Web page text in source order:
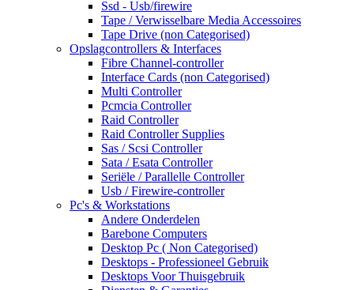
Ssd - Usb/firewire
Tape / Verwisselbare Media Accessoires
Tape Drive (non Categorised)
Opslagcontrollers & Interfaces
Fibre Channel-controller
Interface Cards (non Categorised)
Multi Controller
Pcmcia Controller
Raid Controller
Raid Controller Supplies
Sas / Scsi Controller
Sata / Esata Controller
Seriële / Parallelle Controller
Usb / Firewire-controller
Pc's & Workstations
Andere Onderdelen
Barebone Computers
Desktop Pc ( Non Categorised)
Desktops - Professioneel Gebruik
Desktops Voor Thuisgebruik